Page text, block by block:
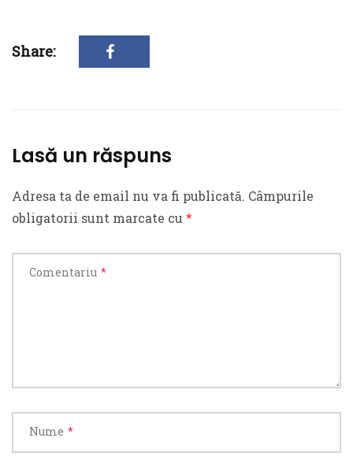
Share:
Lasă un răspuns
Adresa ta de email nu va fi publicată. Câmpurile
obligatorii sunt marcate cu *
Comentariu *
Nume *